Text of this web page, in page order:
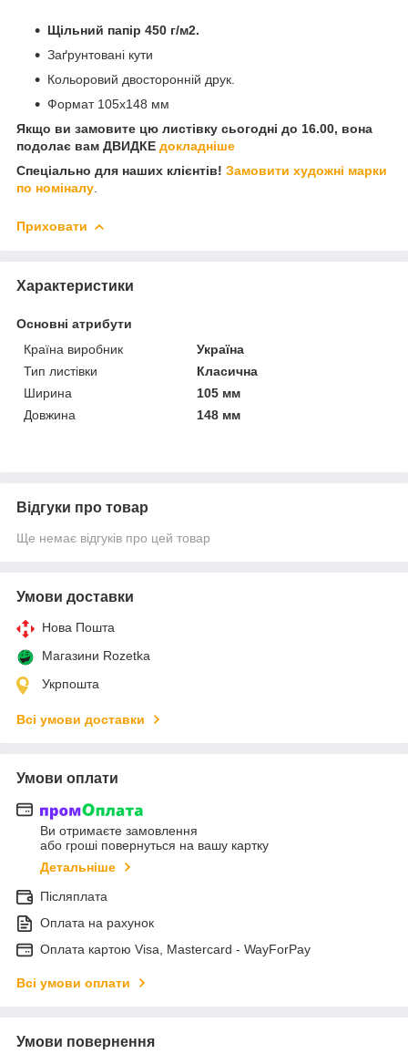
Щільний папір 450 г/м2.
Заґрунтовані кути
Кольоровий двосторонній друк.
Формат 105х148 мм
Якщо ви замовите цю листівку сьогодні до 16.00, вона
подолає вам ДВИДКЕ докладніше
Спеціально для наших клієнтів! Замовити художні марки
по номіналу
Приховати
Характеристики
Основні атрибути
Країна виробник
Україна
Тип листівки
Класична
Ширина
105 мм
Довжина
148 мм
Відгуки про товар
Ще немає відгуків про цей товар
Умови доставки
Нова Пошта
Магазини Rozetka
Укрпошта
Всі умови доставки
Умови оплати
Ви отримаєте замовлення
або гроші повернуться на вашу картку
Детальніше
Післяплата
Оплата на рахунок
Оплата картою Visa, Mastercard - WayForPay
Всі умови оплати
Умови повернення